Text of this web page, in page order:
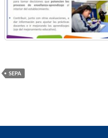
SEPA